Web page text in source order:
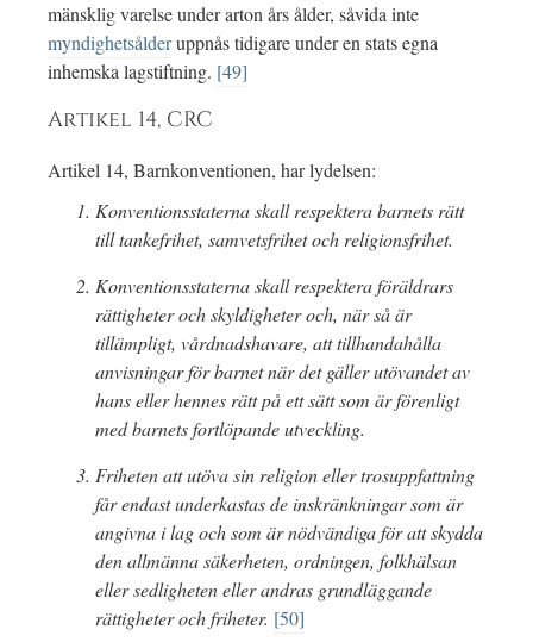
mänsklig varelse under arton års ålder, såvida inte
myndighetsålderuppnås tidigare under en stats egna
inhemska lagstiftning. [49]
Artikel 14, CRC
Artikel 14, Barnkonventionen, har lydelsen:
Konventionsstaterna skall respektera barnets rätt
till tankefrihet, samvetsfrihet och religionsfrihet.
Konventionsstaterna skall respektera föräldrars
rättigheter och skyldigheter och, när så är
tillämpligt, vårdnadshavare, att tillhandahålla
anvisningar för barnet när det gäller utövandet av
hans eller hennes rätt på ett sätt som är förenligt
med barnets fortlöpande utveckling.
Friheten att utöva sin religion eller trosuppfattning
får endast underkastas de inskränkningar som är
angivna i lag och som är nödvändiga för att skydda
den allmänna säkerheten, ordningen, folkhälsan
eller sedligheten eller andras grundläggande
rättigheter och friheter. [50]